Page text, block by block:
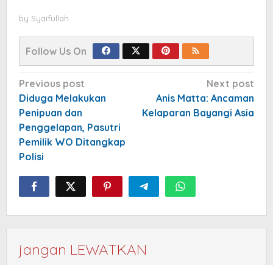
by Syaifullah
Follow Us On
Post
navigation
Previous post
Diduga Melakukan
Penipuan dan
Penggelapan, Pasutri
Pemilik WO Ditangkap
Polisi
Next post
Anis Matta: Ancaman
Kelaparan Bayangi Asia
jangan LEWATKAN